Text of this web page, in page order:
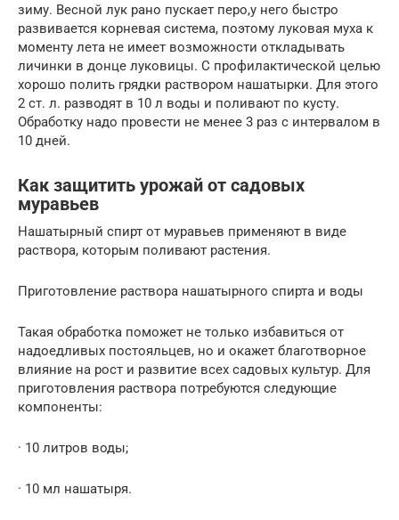
зиму. Весной лук рано пускает перо,у него быстро
развивается корневая система, поэтому луковая муха к
моменту лета не имеет возможности откладывать
личинки в донце луковицы. С профилактической целью
хорошо полить грядки раствором нашатырки. Для этого
2 ст. л. разводят в 10 л воды и поливают по кусту.
Обработку надо провести не менее 3 раз с интервалом в
10 дней.
Как защитить урожай от садовых
муравьев
Нашатырный спирт от муравьев применяют в виде
раствора, которым поливают растения.
Приготовление раствора нашатырного спирта и воды
Такая обработка поможет не только избавиться от
надоедливых постояльцев, но и окажет благотворное
влияние на рост и развитие всех садовых культур. Для
приготовления раствора потребуются следующие
компоненты:
· 10 литров воды;
· 10 мл нашатыря.